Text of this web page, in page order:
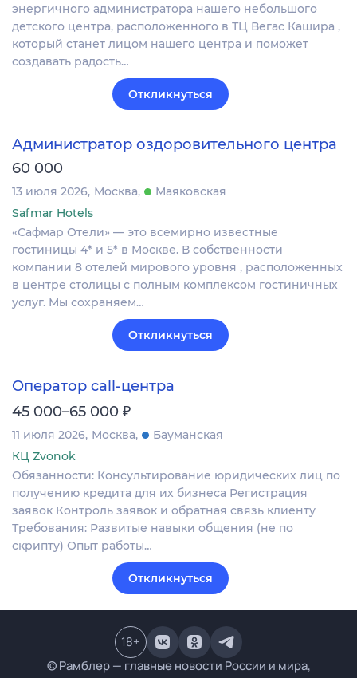
энергичного администратора нашего небольшого
детского центра, расположенного в ТЦ Вегас Кашира ,
который станет лицом нашего центра и поможет
создавать радость…
Откликнуться
Администратор оздоровительного центра
60 000
13 июля 2026 Москва
Маяковская
Safmar Hotels
«Сафмар Отели» — это всемирно известные
гостиницы 4* и 5* в Москве. В собственности
компании 8 отелей мирового уровня , расположенных
в центре столицы с полным комплексом гостиничных
услуг. Мы сохраняем…
Откликнуться
Оператор call-центра
45 000–65 000 ₽
11 июля 2026 Москва
Бауманская
КЦ Zvonok
Обязанности: Консультирование юридических лиц по
получению кредита для их бизнеса Регистрация
заявок Контроль заявок и обратная связь клиенту
Требования: Развитые навыки общения (не по
скрипту) Опыт работы…
Откликнуться
© Рамблер — главные новости России и мира,
18+